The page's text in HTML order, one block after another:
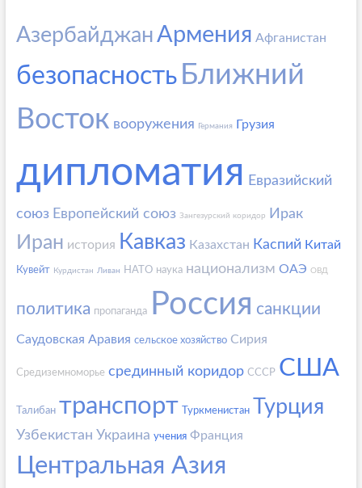
АзербайджанАрмения Афганистан
безопасность Ближний
Восток вооружения Германия Грузия
дипломатия Евразийский
союз Европейский союз Зангезурский коридор Ирак
Иран история Кавказ Казахстан Каспий Китай
Кувейт Курдистан Ливан НАТО наука национализм ОАЭ ОВД
политика пропаганда Россия санкции
Саудовская Аравия сельское хозяйство Сирия
Средиземноморье срединный коридор СССР США
Талибан транспорт Туркменистан Турция
Узбекистан Украина учения Франция
Центральная Азия